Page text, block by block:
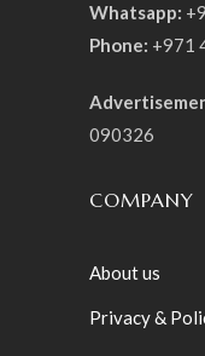
Whatsapp:
Phone: +971
090326
COMPANY
About us
Privacy &